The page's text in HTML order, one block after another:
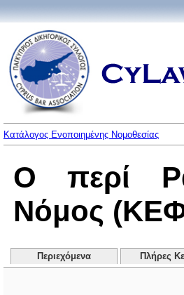
Κατάλογος Ενοποιημένης Νομοθεσίας
Ο περί
Νόμος
Περιεχόμενα Πλήρες